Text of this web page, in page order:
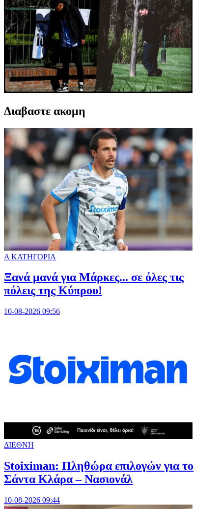
Διαβαστε ακομη
Α ΚΑΤΗΓΟΡΙΑ
Ξανά μανά για Μάρκες... σε όλες τις
πόλεις της Κύπρου!
10-08-2026 09:56
ΔΙΕΘΝΗ
Stoiximan: Πληθώρα επιλογών για το
Σάντα Κλάρα – Νασιονάλ
10-08-2026 09:44